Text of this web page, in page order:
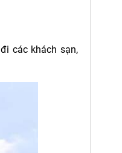
các khách sạn,